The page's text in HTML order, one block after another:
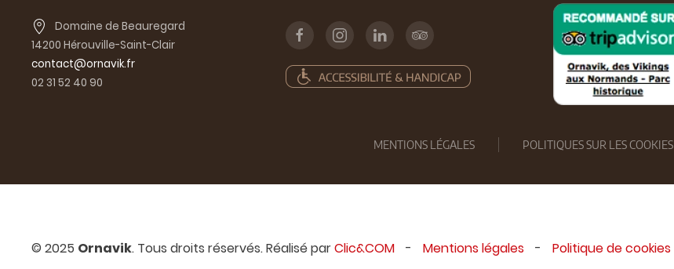
Domaine de Beauregard
14200 Hérouville-Saint-Clair
contact@ornavik.fr
02 31 52 40 90
MENTIONS LÉGALES POLITIQUES SUR LES COOKIES
© 2025 Ornavik. Tous droits réservés. Réalisé parClic&COM - Mentions légales - Politique de cookies